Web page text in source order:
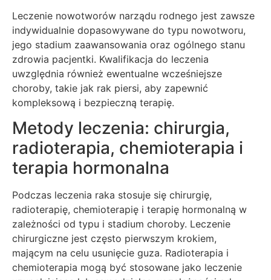
Leczenie nowotworów narządu rodnego jest zawsze
indywidualnie dopasowywane do typu nowotworu,
jego stadium zaawansowania oraz ogólnego stanu
zdrowia pacjentki. Kwalifikacja do leczenia
uwzględnia również ewentualne wcześniejsze
choroby, takie jak rak piersi, aby zapewnić
kompleksową i bezpieczną terapię.
Metody leczenia: chirurgia,
radioterapia, chemioterapia i
terapia hormonalna
Podczas leczenia raka stosuje się chirurgię,
radioterapię, chemioterapię i terapię hormonalną w
zależności od typu i stadium choroby. Leczenie
chirurgiczne jest często pierwszym krokiem,
mającym na celu usunięcie guza. Radioterapia i
chemioterapia mogą być stosowane jako leczenie